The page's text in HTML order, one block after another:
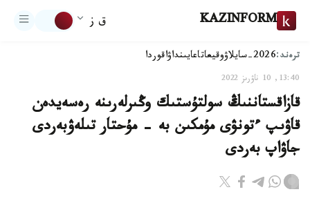
KAZINFORM ق ز
ترەند:2026-سايلاۋ وقيعاتاعايىنداۋاقوردا
13:40, 10 ناۋرىز 2022
قازاقستاننىڭ سولتۇستىك وڭىرلەرىنە رەسەيدەن
قاۋىپ ءتونۋى مۇمكىن بە - مۇحتار تىلەۋبەردى
جاۋاپ بەردى